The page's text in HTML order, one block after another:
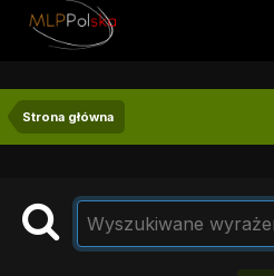
Strona główna